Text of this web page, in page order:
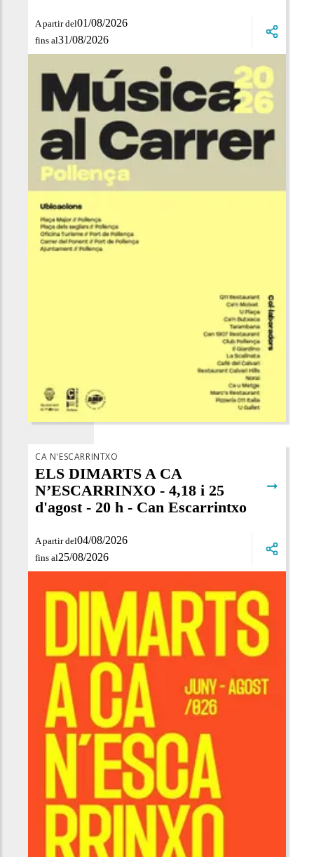
A partir del01/08/2026
fins al31/08/2026
A partir del04/08/2026
fins al25/08/2026
CA N'ESCARRINTXO
ELS DIMARTS A CA
N’ESCARRINXO - 4,18 i 25
d'agost - 20 h - Can Escarrintxo
➞